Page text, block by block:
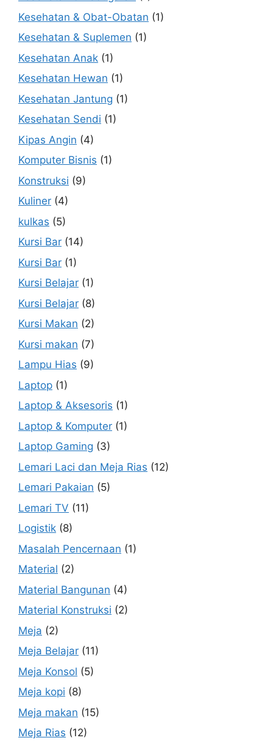
Kesehatan & Obat-Obatan (1)
Kesehatan & Suplemen (1)
Kesehatan Anak (1)
Kesehatan Hewan (1)
Kesehatan Jantung (1)
Kesehatan Sendi (1)
Kipas Angin (4)
Komputer Bisnis (1)
Konstruksi (9)
Kuliner (4)
kulkas (5)
Kursi Bar (14)
Kursi Bar (1)
Kursi Belajar (1)
Kursi Belajar (8)
Kursi Makan (2)
Kursi makan (7)
Lampu Hias (9)
Laptop (1)
Laptop & Aksesoris (1)
Laptop & Komputer (1)
Laptop Gaming (3)
Lemari Laci dan Meja Rias (12)
Lemari Pakaian (5)
Lemari TV (11)
Logistik (8)
Masalah Pencernaan (1)
Material (2)
Material Bangunan (4)
Material Konstruksi (2)
Meja (2)
Meja Belajar (11)
Meja Konsol (5)
Meja kopi (8)
Meja makan (15)
Meja Rias (12)